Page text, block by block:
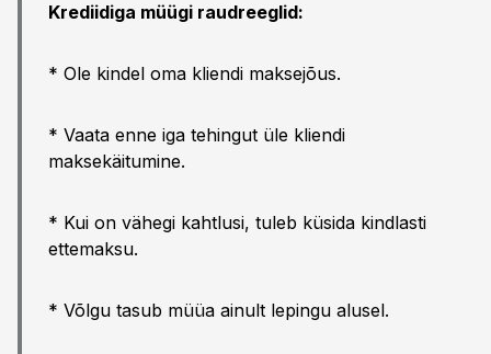
Krediidiga müügi raudreeglid:
* Ole kindel oma kliendi maksejõus.
* Vaata enne iga tehingut üle kliendi
maksekäitumine.
* Kui on vähegi kahtlusi, tuleb küsida kindlasti
ettemaksu.
* Võlgu tasub müüa ainult lepingu alusel.